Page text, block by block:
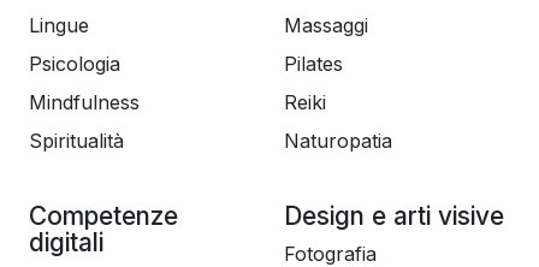
Lingue
Psicologia
Mindfulness
Spiritualità
Massaggi
Pilates
Reiki
Naturopatia
Competenze
digitali
Design e arti visive
Fotografia